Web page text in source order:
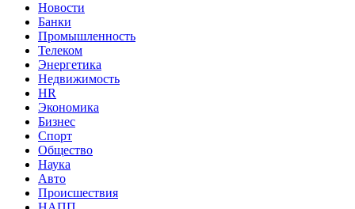
Новости
Банки
Промышленность
Телеком
Энергетика
Недвижимость
HR
Экономика
Бизнес
Спорт
Общество
Наука
Авто
Происшествия